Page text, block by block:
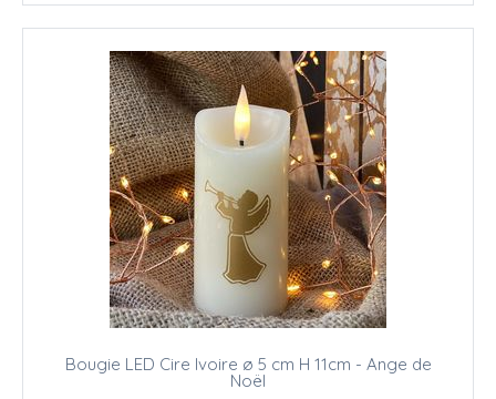
Bougie LED Cire Ivoire ø 5 cm H 11cm - Ange de
Noël